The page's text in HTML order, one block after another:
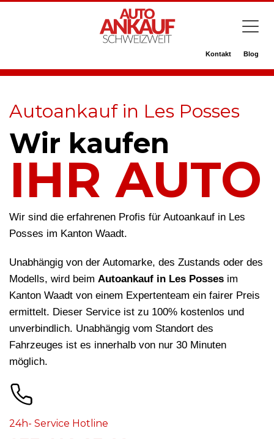
Kontakt Blog
Autoankauf in Les Posses
Wir kaufen
IHR AUTO
Wir sind die erfahrenen Profis für Autoankauf in Les
Posses im Kanton Waadt.
Unabhängig von der Automarke, des Zustands oder des
Modells, wird beim Autoankauf in Les Posses im
Kanton Waadt von einem Expertenteam ein fairer Preis
ermittelt. Dieser Service ist zu 100% kostenlos und
unverbindlich. Unabhängig vom Standort des
Fahrzeuges ist es innerhalb von nur 30 Minuten
möglich.
24h- Service Hotline